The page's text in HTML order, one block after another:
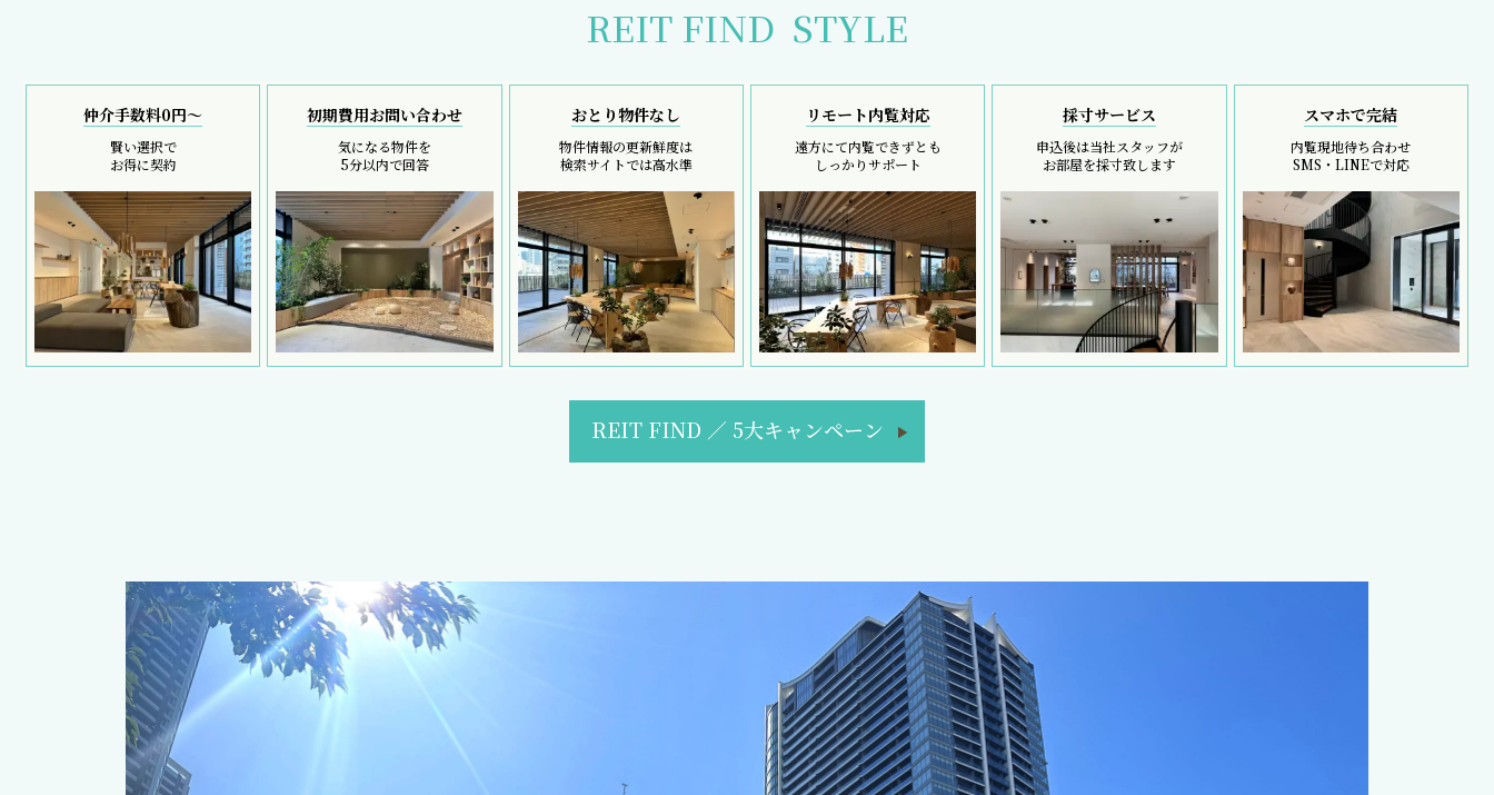
REIT FIND STYLE
仲介手数料0円～
賢い選択で
お得に契約
初期費用お問い合わせ
気になる物件を
5分以内で回答
おとり物件なし
物件情報の更新鮮度は
検索サイトでは高水準
リモート内覧対応
遠方にて内覧できずとも
しっかりサポート
採寸サービス
申込後は当社スタッフが
お部屋を採寸致します
スマホで完結
内覧現地待ち合わせ
SMS・LINEで対応
REIT FIND ／ 5大キャンペーン